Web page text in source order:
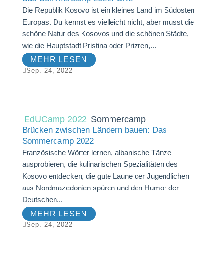
Die Republik Kosovo ist ein kleines Land im Südosten
Europas. Du kennst es vielleicht nicht, aber musst die
schöne Natur des Kosovos und die schönen Städte,
wie die Hauptstadt Pristina oder Prizren,...
MEHR LESEN
 Sep. 24, 2022
EdUCamp 2022 Sommercamp
Brücken zwischen Ländern bauen: Das
Sommercamp 2022
Französische Wörter lernen, albanische Tänze
ausprobieren, die kulinarischen Spezialitäten des
Kosovo entdecken, die gute Laune der Jugendlichen
aus Nordmazedonien spüren und den Humor der
Deutschen...
MEHR LESEN
 Sep. 24, 2022